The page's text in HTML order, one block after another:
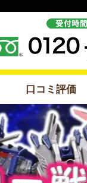
口コミ評価